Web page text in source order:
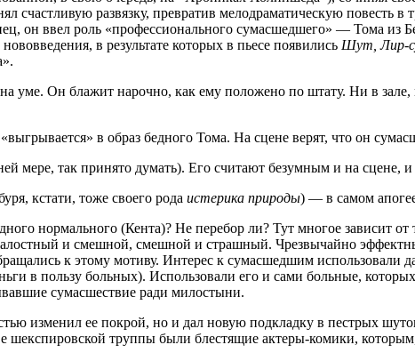
счастливую развязку, превратив мелодраматическую повесть
он ввел роль «профессионального сумаcшедшего» — Тома из
в результате которых в пьесе появились Шут, Лир-
уме. Он блажит нарочно, как ему положено по штату. Ни в
в образ бедного Тома. На сцене верят, что он
мере, так принято думать). Его считают безумным и на сцене, и
кстати, тоже своего рода истерика природы) — в самом
нормального (Кента)? Не перебор ли? Тут многое зависит
и смешной, смешной и страшный. Чрезвычайно
к этому мотиву. Интерес к сумасшедшим использовали
в пользу больных). Использовали его и сами больные,
сумасшествие ради милостыни.
изменил ее покрой, но и дал новую подкладку в пестрых
шекспировской труппы были блестящие актеры-комики,